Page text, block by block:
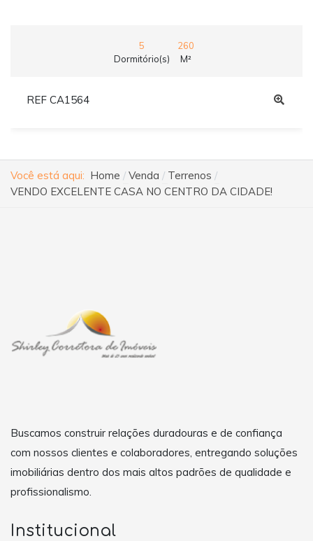
5
Dormitório(s)
260
M²
REF CA1564
Você está aqui: Home Venda
Terrenos
VENDO EXCELENTE CASA NO CENTRO DA CIDADE!
Buscamos construir relações duradouras e de confiança
com nossos clientes e colaboradores, entregando soluções
imobiliárias dentro dos mais altos padrões de qualidade e
profissionalismo.
Institucional